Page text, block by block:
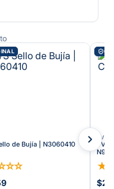
de Bujía | N3060410
☆☆
TVS
TVS
★